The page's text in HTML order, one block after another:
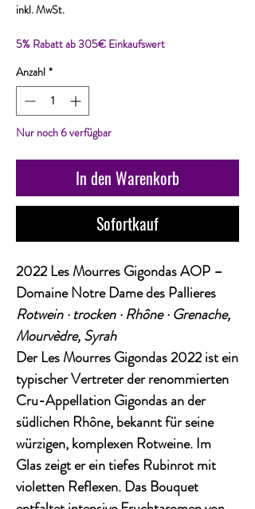
inkl. MwSt.
5% Rabatt ab 305€ Einkaufswert
Anzahl *
Nur noch 6 verfügbar
In den Warenkorb
Sofortkauf
2022 Les Mourres Gigondas AOP –
Domaine Notre Dame des Pallieres
Rotwein · trocken · Rhône · Grenache,
Mourvèdre, Syrah
DerLes Mourres Gigondas 2022ist ein
typischer Vertreter der renommierten
Cru-Appellation Gigondas an der
südlichen Rhône, bekannt für seine
würzigen, komplexen Rotweine. Im
Glas zeigt er ein tiefes Rubinrot mit
violetten Reflexen. Das Bouquet